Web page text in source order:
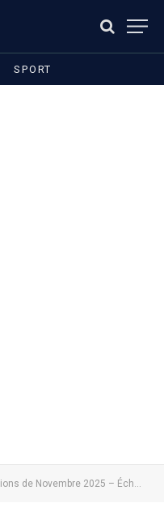
SPORT
Prolongée jusqu’au 17 Novembre pour Éviter les Pénalités